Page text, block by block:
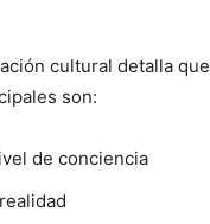
cultural detalla
son:
de conciencia